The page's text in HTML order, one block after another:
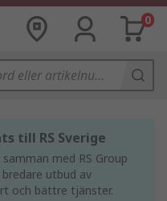
0
till RS Sverige
med RS Group
utbud av
och bättre tjänster.